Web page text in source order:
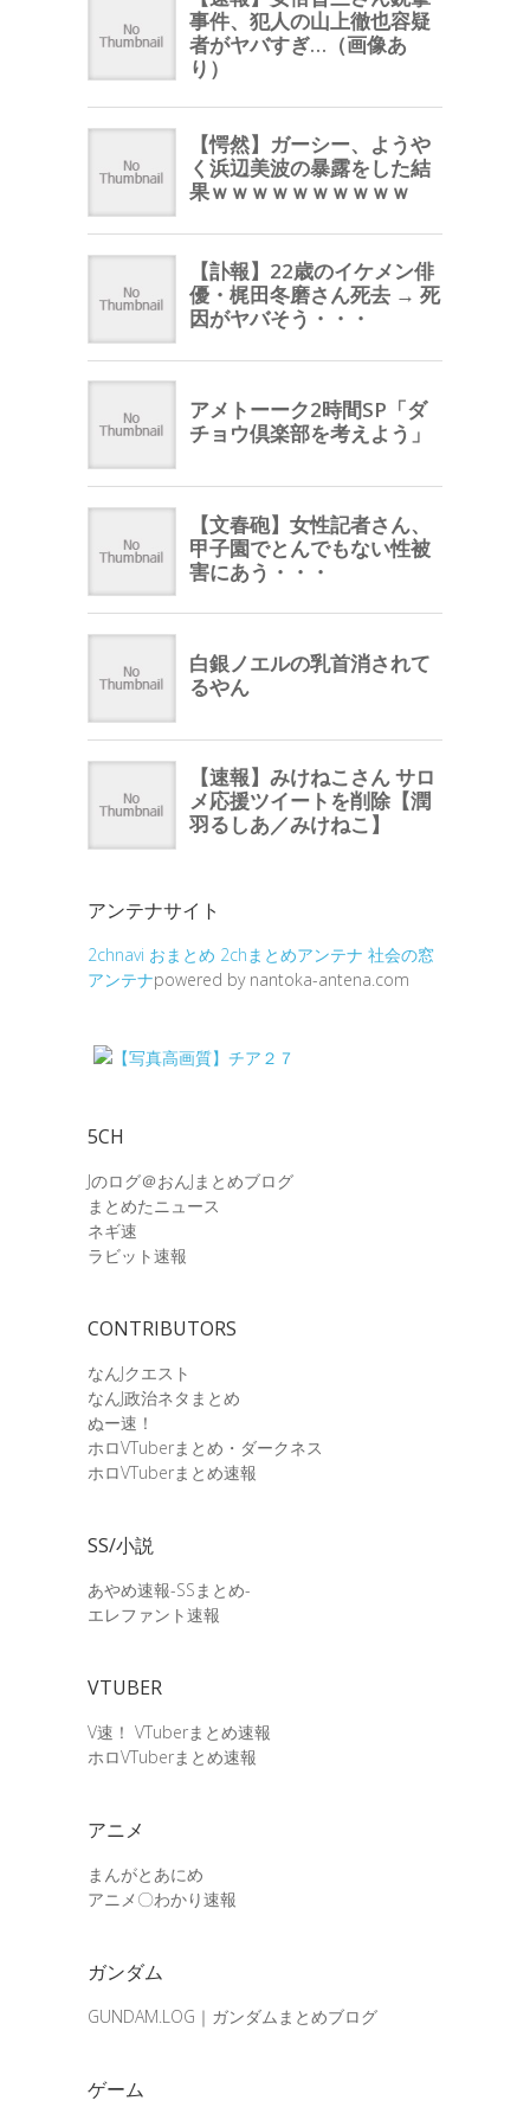
アンテナサイト
2chnavi おまとめ 2chまとめアンテナ 社会の窓
アンテナpowered by nantoka-antena.com
5CH
Jのログ＠おんJまとめブログ
まとめたニュース
ネギ速
ラビット速報
CONTRIBUTORS
なんJクエスト
なんJ政治ネタまとめ
ぬー速！
ホロVTuberまとめ・ダークネス
ホロVTuberまとめ速報
SS/小説
あやめ速報-SSまとめ-
エレファント速報
VTUBER
V速！ VTuberまとめ速報
ホロVTuberまとめ速報
アニメ
まんがとあにめ
アニメ〇わかり速報
ガンダム
GUNDAM.LOG｜ガンダムまとめブログ
ゲーム